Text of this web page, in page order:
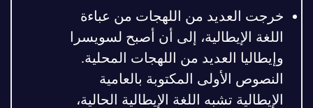
خرجت العديد من اللهجات من عباءة
اللغة الإيطالية، إلى أن أصبح لسويسرا
وإيطاليا العديد من اللهجات المحلية.
النصوص الأولى المكتوبة بالعامية
الإيطالية تشبه اللغة الإيطالية الحالية،